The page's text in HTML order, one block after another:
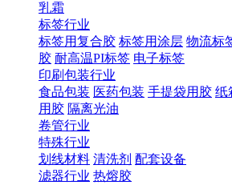
乳霜
标签行业
标签用复合胶 标签用涂层 物流标
胶 耐高温PI标签 电子标签
印刷包装行业
食品包装 医药包装 手提袋用胶 纸
用胶 隔离光油
卷管行业
特殊行业
划线材料 清洗剂 配套设备
滤器行业 热熔胶